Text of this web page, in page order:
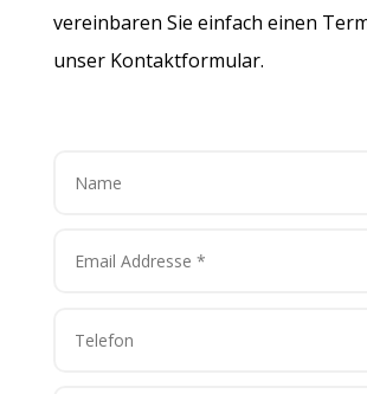
vereinbaren Sie einfach einen
unser Kontaktformular.